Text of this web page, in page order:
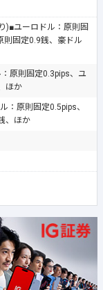
)■ユーロドル：原則固
則固定0.9銭、豪ドル
原則固定0.3pips、ユ
ほか
：原則固定0.5pips、
、ほか